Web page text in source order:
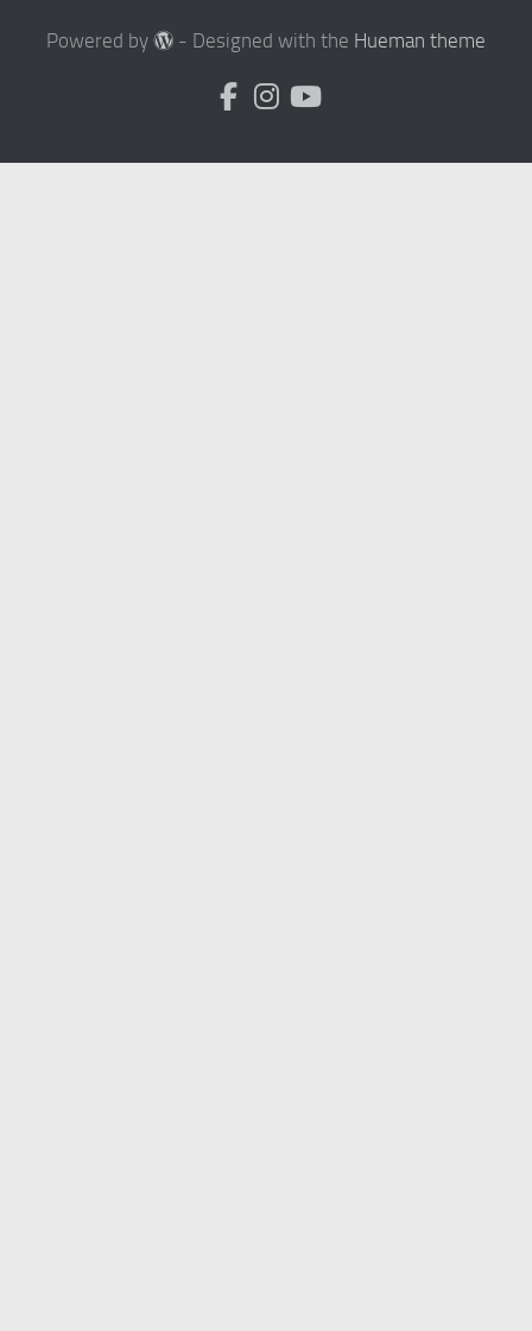
Powered by - Designed with the Hueman theme